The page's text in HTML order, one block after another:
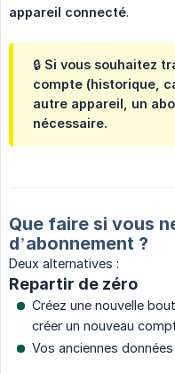
appareil connecté.
🔒 Si vous souhaitez
compte (historique,
autre appareil, un
nécessaire.
Que faire si vous
d’abonnement ?
Deux alternatives :
Repartir de zéro
Créez une nouvelle
créer un nouveau
Vos anciennes